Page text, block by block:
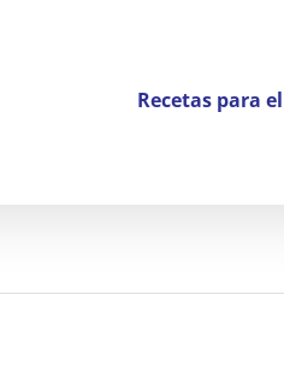
Recetas para